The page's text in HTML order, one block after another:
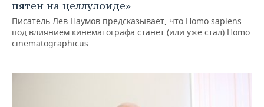
пятен на целлулоиде»
Писатель Лев Наумов предсказывает, что Homo sapiens
под влиянием кинематографа станет (или уже стал) Homo
cinematographicus